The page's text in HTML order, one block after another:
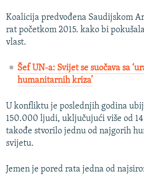
Koalicija predvođena Saudijskom
rat početkom 2015. kako bi
vlast.
Šef UN-a: Svijet se suočava sa
humanitarnih kriza’
U konfliktu je poslednjih godina
150.000 ljudi, uključujući više od
takođe stvorilo jednu od najgorih
svijetu.
Jemen je pored rata jedna od